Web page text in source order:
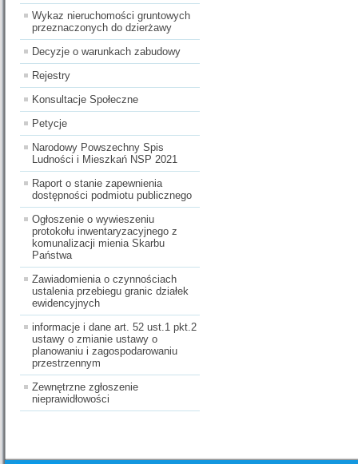
Wykaz nieruchomości gruntowych
przeznaczonych do dzierżawy
Decyzje o warunkach zabudowy
Rejestry
Konsultacje Społeczne
Petycje
Narodowy Powszechny Spis
Ludności i Mieszkań NSP 2021
Raport o stanie zapewnienia
dostępności podmiotu publicznego
Ogłoszenie o wywieszeniu
protokołu inwentaryzacyjnego z
komunalizacji mienia Skarbu
Państwa
Zawiadomienia o czynnościach
ustalenia przebiegu granic działek
ewidencyjnych
informacje i dane art. 52 ust.1 pkt.2
ustawy o zmianie ustawy o
planowaniu i zagospodarowaniu
przestrzennym
Zewnętrzne zgłoszenie
nieprawidłowości